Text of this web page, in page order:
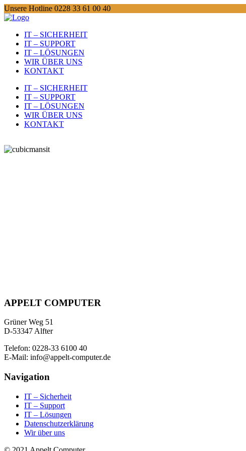
Unsere Hotline 0228 33 61 00 40
IT – SICHERHEIT
IT – SUPPORT
IT – LÖSUNGEN
WIR ÜBER UNS
KONTAKT
IT – SICHERHEIT
IT – SUPPORT
IT – LÖSUNGEN
WIR ÜBER UNS
KONTAKT
APPELT COMPUTER
Grüner Weg 51
D-53347 Alfter
Telefon: 0228-33 6100 40
E-Mail: info@appelt-computer.de
Navigation
IT – Sicherheit
IT – Support
IT – Lösungen
Datenschutzerklärung
Wir über uns